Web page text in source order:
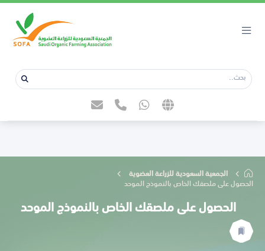
الجمعية السعودية للزراعة العضوية
الحصول على ملصقك الخاص بالنموذج الموحد
الحصول على ملصقك الخاص بالنموذج الموحد